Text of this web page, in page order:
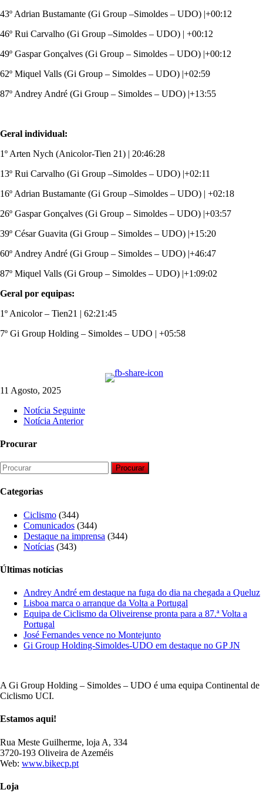
43º Adrian Bustamante (Gi Group –Simoldes – UDO) |+00:12
46º Rui Carvalho (Gi Group –Simoldes – UDO) | +00:12
49º Gaspar Gonçalves (Gi Group – Simoldes – UDO) |+00:12
62º Miquel Valls (Gi Group – Simoldes – UDO) |+02:59
87º Andrey André (Gi Group – Simoldes – UDO) |+13:55
Geral individual:
1º Arten Nych (Anicolor-Tien 21) | 20:46:28
13º Rui Carvalho (Gi Group –Simoldes – UDO) |+02:11
16º Adrian Bustamante (Gi Group –Simoldes – UDO) | +02:18
26º Gaspar Gonçalves (Gi Group – Simoldes – UDO) |+03:57
39º César Guavita (Gi Group – Simoldes – UDO) |+15:20
60º Andrey André (Gi Group – Simoldes – UDO) |+46:47
87º Miquel Valls (Gi Group – Simoldes – UDO) |+1:09:02
Geral por equipas:
1º Anicolor – Tien21 | 62:21:45
7º Gi Group Holding – Simoldes – UDO | +05:58
11 Agosto, 2025
Notícia Seguinte
Notícia Anterior
Procurar
Procurar
Categorias
Ciclismo (344)
Comunicados (344)
Destaque na imprensa (344)
Notícias (343)
Últimas notícias
Andrey André em destaque na fuga do dia na chegada a Queluz
Lisboa marca o arranque da Volta a Portugal
Equipa de Ciclismo da Oliveirense pronta para a 87.ª Volta a
Portugal
José Fernandes vence no Montejunto
Gi Group Holding-Simoldes-UDO em destaque no GP JN
A Gi Group Holding – Simoldes – UDO é uma equipa Continental de
Ciclismo UCI.
Estamos aqui!
Rua Meste Guilherme, loja A, 334
3720-193 Oliveira de Azeméis
Web: www.bikecp.pt
Loja